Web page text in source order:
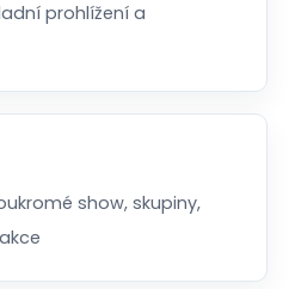
prohlížení a
show, skupiny,